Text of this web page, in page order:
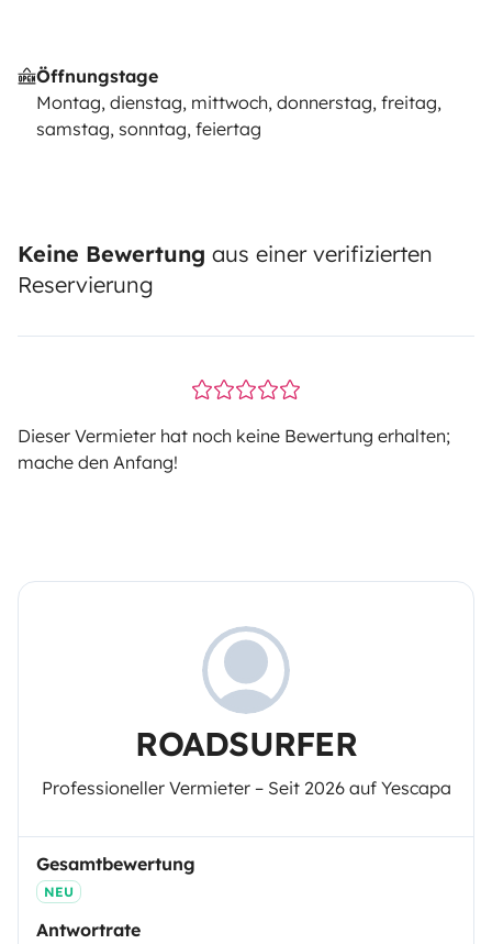
Öffnungstage
Montag, dienstag, mittwoch, donnerstag, freitag,
samstag, sonntag, feiertag
Keine Bewertung aus einer verifizierten
Reservierung
Dieser Vermieter hat noch keine Bewertung erhalten;
mache den Anfang!
ROADSURFER
Professioneller Vermieter – Seit 2026 auf Yescapa
Gesamtbewertung
NEU
Antwortrate